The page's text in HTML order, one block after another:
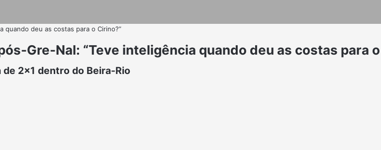
deu as costas para o Cirino?”
Gre-Nal: “Teve inteligência quando deu as costas para o
2x1 dentro do Beira-Rio